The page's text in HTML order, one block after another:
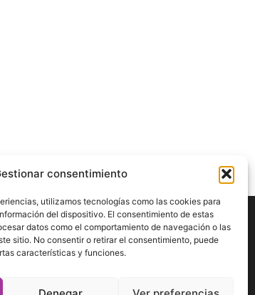
consentimiento
utilizamos tecnologías como las cookies para
del dispositivo. El consentimiento de estas
datos como el comportamiento de navegación o las
sitio. No consentir o retirar el consentimiento, puede
características y funciones.